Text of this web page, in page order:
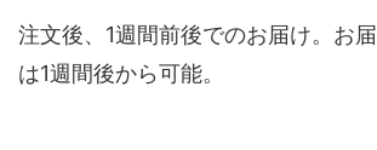
注文後、1週間前後でのお届け。お
は1週間後から可能。